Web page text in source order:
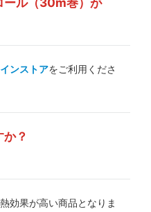
ンストアをご利用くださ
？
効果が高い商品となりま